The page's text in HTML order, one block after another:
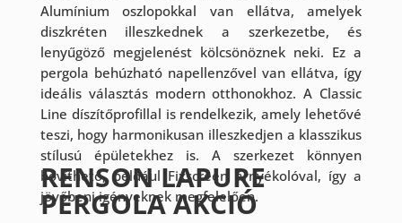
Alumínium oszlopokkal van ellátva, amelyek
diszkréten illeszkednek a szerkezetbe, és
lenyűgöző megjelenést kölcsönöznek neki. Ez a
pergola behúzható napellenzővel van ellátva, így
ideális választás modern otthonokhoz. A Classic
Line díszítőprofillal is rendelkezik, amely lehetővé
teszi, hogy harmonikusan illeszkedjen a klasszikus
stílusú épületekhez is. A szerkezet könnyen
bővíthető, például Fixscreen árnyékolóval, így a
jövőbeni igényeknek megfelelően.
RENSON LAPURE
PERGOLA AKCIÓ